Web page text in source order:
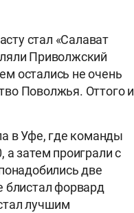
стал «Салават
Приволжский
остались не очень
Поволжья. Оттого и
в Уфе, где команды
затем проиграли с
две
блистал форвард
лучшим